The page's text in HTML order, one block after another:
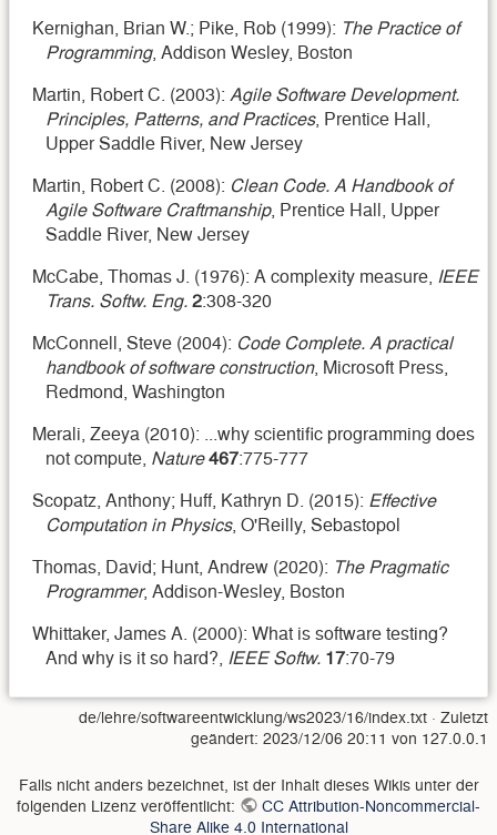
Kernighan, Brian W.; Pike, Rob (1999): The Practice of
Programming, Addison Wesley, Boston
Martin, Robert C. (2003): Agile Software Development.
Principles, Patterns, and Practices, Prentice Hall,
Upper Saddle River, New Jersey
Martin, Robert C. (2008): Clean Code. A Handbook of
Agile Software Craftmanship, Prentice Hall, Upper
Saddle River, New Jersey
McCabe, Thomas J. (1976): A complexity measure, IEEE
Trans. Softw. Eng.2:308-320
McConnell, Steve (2004): Code Complete. A practical
handbook of software construction, Microsoft Press,
Redmond, Washington
Merali, Zeeya (2010): ...why scientific programming does
not compute, Nature467:775-777
Scopatz, Anthony; Huff, Kathryn D. (2015): Effective
Computation in Physics, O'Reilly, Sebastopol
Thomas, David; Hunt, Andrew (2020): The Pragmatic
Programmer, Addison-Wesley, Boston
Whittaker, James A. (2000): What is software testing?
And why is it so hard?, IEEE Softw. 17:70-79
de/lehre/softwareentwicklung/ws2023/16/index.txt · Zuletzt
geändert: 2023/12/06 20:11 von 127.0.0.1
Falls nicht anders bezeichnet, ist der Inhalt dieses Wikis unter der
folgenden Lizenz veröffentlicht:
CC Attribution-Noncommercial-
Share Alike 4.0 International